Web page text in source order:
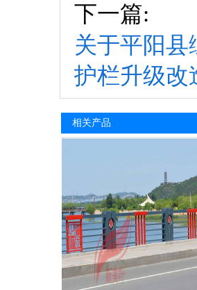
下一篇:
关于平阳县
护栏升级改
相关产品